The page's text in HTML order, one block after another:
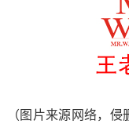
（图片来源网络，侵